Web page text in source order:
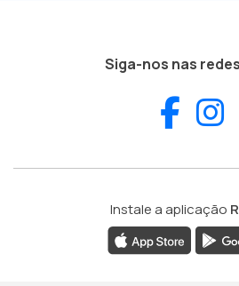
Siga-nos nas
Instale a aplicação